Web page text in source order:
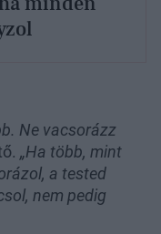
Ne vacsorázz
„Ha több, mint
a tested
nem pedig